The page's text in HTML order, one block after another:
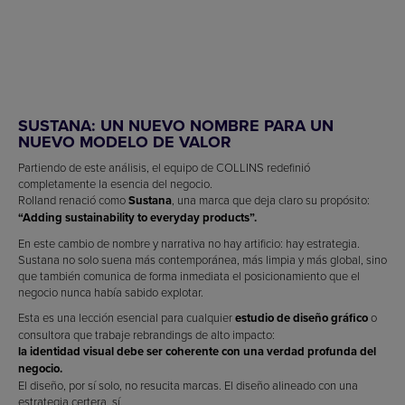
SUSTANA: UN NUEVO NOMBRE PARA UN
NUEVO MODELO DE VALOR
Partiendo de este análisis, el equipo de COLLINS redefinió
completamente la esencia del negocio.
Rolland renació comoSustana, una marca que deja claro su propósito:
“Adding sustainability to everyday products”.
En este cambio de nombre y narrativa no hay artificio: hay estrategia.
Sustana no solo suena más contemporánea, más limpia y más global, sino
que también comunica de forma inmediata el posicionamiento que el
negocio nunca había sabido explotar.
Esta es una lección esencial para cualquierestudio de diseño gráficoo
consultora que trabaje rebrandings de alto impacto:
la identidad visual debe ser coherente con una verdad profunda del
negocio.
El diseño, por sí solo, no resucita marcas. El diseño alineado con una
estrategia certera, sí.